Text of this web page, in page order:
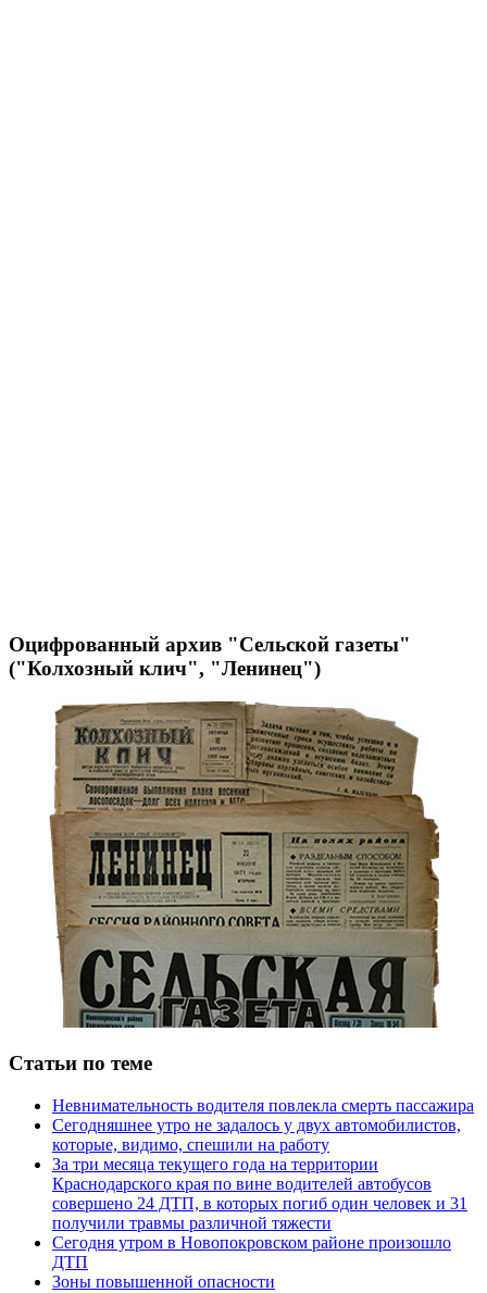
Оцифрованный архив "Сельской газеты"
("Колхозный клич", "Ленинец")
Статьи по теме
Невнимательность водителя повлекла смерть пассажира
Сегодняшнее утро не задалось у двух автомобилистов,
которые, видимо, спешили на работу
За три месяца текущего года на территории
Краснодарского края по вине водителей автобусов
совершено 24 ДТП, в которых погиб один человек и 31
получили травмы различной тяжести
Сегодня утром в Новопокровском районе произошло
ДТП
Зоны повышенной опасности